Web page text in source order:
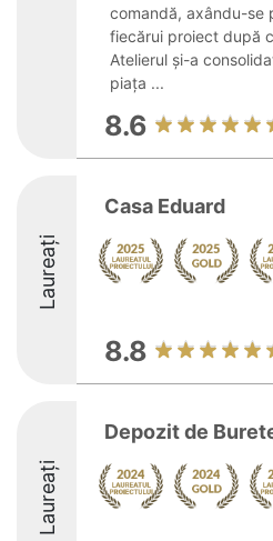
comandă, axându-se
fiecărui proiect după
Atelierul și-a
piața ...
8.6
Laureați
Casa Eduard
8.8
Laureați
Depozit de